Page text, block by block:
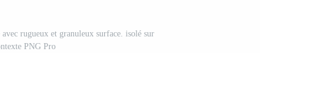
rugueux et granuleux surface. isolé sur
PNG Pro